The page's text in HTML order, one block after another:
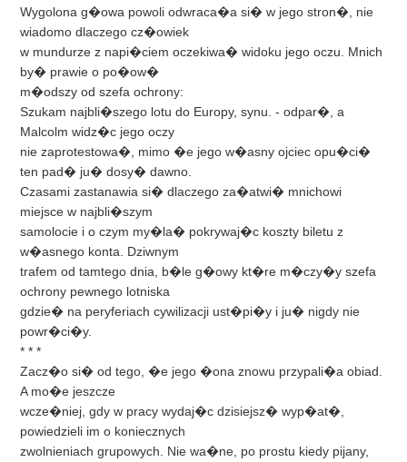
Wygolona g�owa powoli odwraca�a si� w jego stron�, nie
wiadomo dlaczego cz�owiek
w mundurze z napi�ciem oczekiwa� widoku jego oczu. Mnich
by� prawie o po�ow�
m�odszy od szefa ochrony:
Szukam najbli�szego lotu do Europy, synu. - odpar�, a
Malcolm widz�c jego oczy
nie zaprotestowa�, mimo �e jego w�asny ojciec opu�ci�
ten pad� ju� dosy� dawno.
Czasami zastanawia si� dlaczego za�atwi� mnichowi
miejsce w najbli�szym
samolocie i o czym my�la� pokrywaj�c koszty biletu z
w�asnego konta. Dziwnym
trafem od tamtego dnia, b�le g�owy kt�re m�czy�y szefa
ochrony pewnego lotniska
gdzie� na peryferiach cywilizacji ust�pi�y i ju� nigdy nie
powr�ci�y.
* * *
Zacz�o si� od tego, �e jego �ona znowu przypali�a obiad.
A mo�e jeszcze
wcze�niej, gdy w pracy wydaj�c dzisiejsz� wyp�at�,
powiedzieli im o koniecznych
zwolnieniach grupowych. Nie wa�ne, po prostu kiedy pijany,